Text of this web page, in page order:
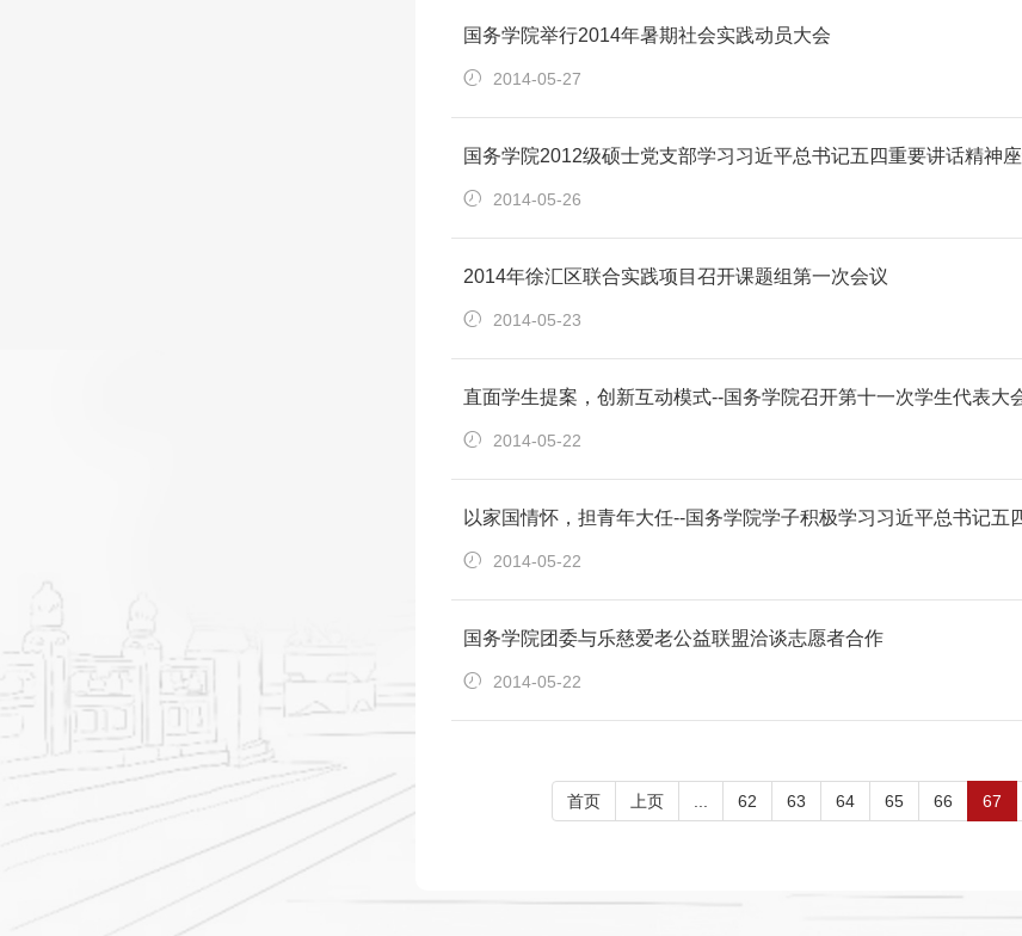
国务学院举行2014年暑期社会实践动员大会
2014-05-27
国务学院2012级硕士党支部学习习近平总书记五四重要讲话精神
2014-05-26
2014年徐汇区联合实践项目召开课题组第一次会议
2014-05-23
直面学生提案，创新互动模式--国务学院召开第十一次学生代表大
2014-05-22
以家国情怀，担青年大任--国务学院学子积极学习习近平总书记五
2014-05-22
国务学院团委与乐慈爱老公益联盟洽谈志愿者合作
2014-05-22
首页 上页 ... 62 63 64 65 66 67